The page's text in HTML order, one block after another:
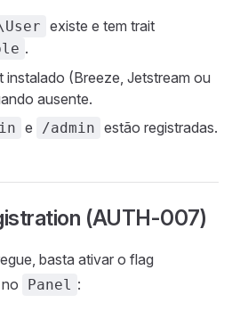
existe e tem trait
.
instalado (Breeze, Jetstream ou
ausente.
e /admin estão registradas.
(AUTH-007)
basta ativar o flag
no Panel :